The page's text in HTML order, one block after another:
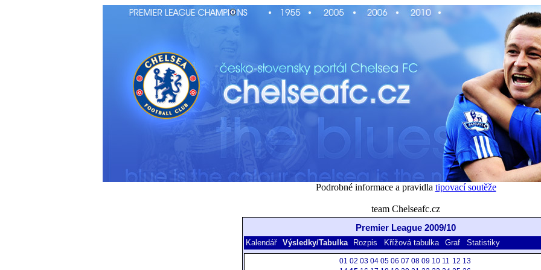
Podrobné informace a pravidla tipovací soutěže
team Chelseafc.cz
Premier League 2009/10
Kalendář Výsledky/Tabulka Rozpis Křížová tabulka Graf Statistiky
01 02 03 04 05 06 07 08 09 10 11 12 13